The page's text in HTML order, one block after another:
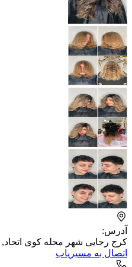
آدرس:
کرج رجایی شهر محله کوی
اتصال به مسیریاب